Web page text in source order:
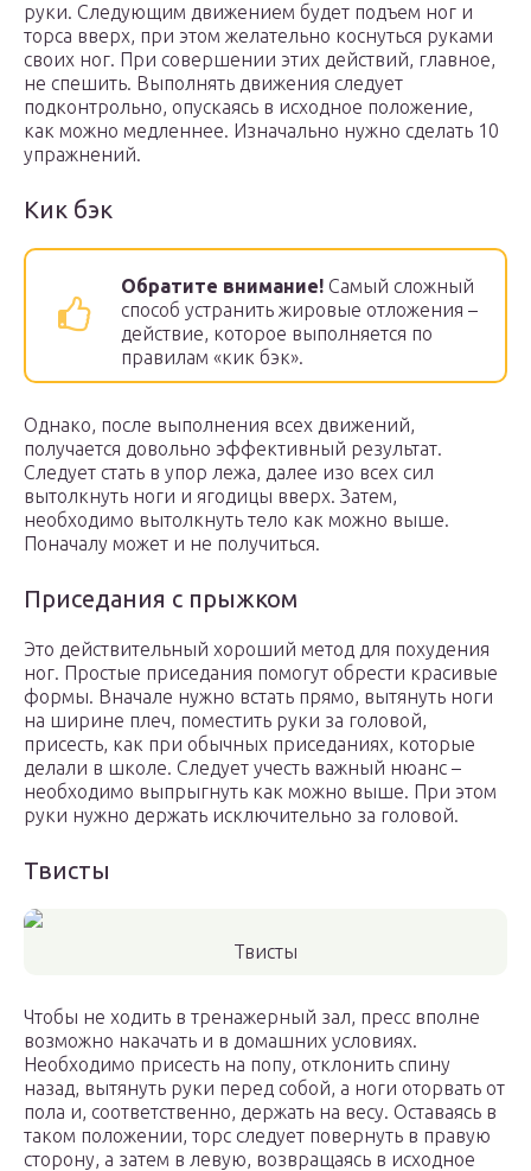
руки. Следующим движением будет подъем ног и
торса вверх, при этом желательно коснуться руками
своих ног. При совершении этих действий, главное,
не спешить. Выполнять движения следует
подконтрольно, опускаясь в исходное положение,
как можно медленнее. Изначально нужно сделать 10
упражнений.
Кик бэк
Обратите внимание! Самый сложный
способ устранить жировые отложения –
действие, которое выполняется по
правилам «кик бэк».
Однако, после выполнения всех движений,
получается довольно эффективный результат.
Следует стать в упор лежа, далее изо всех сил
вытолкнуть ноги и ягодицы вверх. Затем,
необходимо вытолкнуть тело как можно выше.
Поначалу может и не получиться.
Приседания с прыжком
Это действительный хороший метод для похудения
ног. Простые приседания помогут обрести красивые
формы. Вначале нужно встать прямо, вытянуть ноги
на ширине плеч, поместить руки за головой,
присесть, как при обычных приседаниях, которые
делали в школе. Следует учесть важный нюанс –
необходимо выпрыгнуть как можно выше. При этом
руки нужно держать исключительно за головой.
Твисты
Твисты
Чтобы не ходить в тренажерный зал, пресс вполне
возможно накачать и в домашних условиях.
Необходимо присесть на попу, отклонить спину
назад, вытянуть руки перед собой, а ноги оторвать от
пола и, соответственно, держать на весу. Оставаясь в
таком положении, торс следует повернуть в правую
сторону, а затем в левую, возвращаясь в исходное